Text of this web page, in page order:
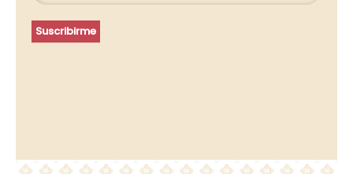
profesional y, durante los plazos exigidos por ley para atender
eventuales responsabilidades finalizada la relación. Se
Suscribirme